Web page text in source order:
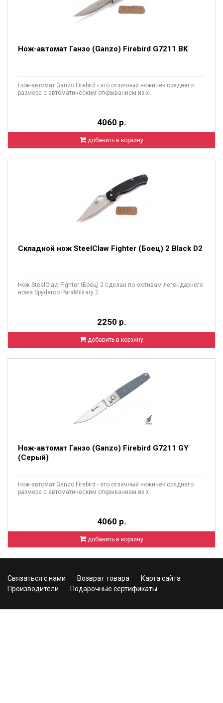
Нож-автомат Ганзо (Ganzo) Firebird G7211 BK
Нож-автомат Ganzo Firebird - это отличный ножичек среднего
размера с автоматическим открыванием из х..
4060 р.
добавить в корзину
Складной нож SteelClaw Fighter (Боец) 2 Black D2
Нож SteelClaw Fighter (Боец) 2 сделан по мотивам легендарного
ножа Spyderco ParaMilitary 2 ..
2250 р.
добавить в корзину
Нож-автомат Ганзо (Ganzo) Firebird G7211 GY
(Серый)
Нож-автомат Ganzo Firebird - это отличный ножичек среднего
размера с автоматическим открыванием из х..
4060 р.
добавить в корзину
Связаться с нами Возврат товара
Карта сайта
Производители
Подарочные сертификаты